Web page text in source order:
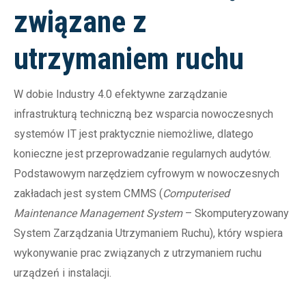
związane z
utrzymaniem ruchu
W dobie Industry 4.0 efektywne zarządzanie
infrastrukturą techniczną bez wsparcia nowoczesnych
systemów IT jest praktycznie niemożliwe, dlatego
konieczne jest przeprowadzanie regularnych audytów.
Podstawowym narzędziem cyfrowym w nowoczesnych
zakładach jest system CMMS (Computerised
Maintenance Management System– Skomputeryzowany
System Zarządzania Utrzymaniem Ruchu), który wspiera
wykonywanie prac związanych z utrzymaniem ruchu
urządzeń i instalacji.